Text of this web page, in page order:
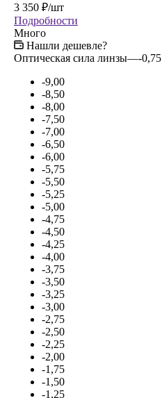
3 350 ₽/шт
Подробности
Много
Нашли дешевле?
Оптическая сила линзы—-0,75
-9,00
-8,50
-8,00
-7,50
-7,00
-6,50
-6,00
-5,75
-5,50
-5,25
-5,00
-4,75
-4,50
-4,25
-4,00
-3,75
-3,50
-3,25
-3,00
-2,75
-2,50
-2,25
-2,00
-1,75
-1,50
-1,25